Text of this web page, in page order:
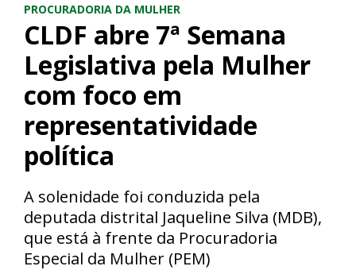
PROCURADORIA DA MULHER
CLDF abre 7ª Semana
Legislativa pela Mulher
com foco em
representatividade
política
A solenidade foi conduzida pela
deputada distrital Jaqueline Silva (MDB),
que está à frente da Procuradoria
Especial da Mulher (PEM)